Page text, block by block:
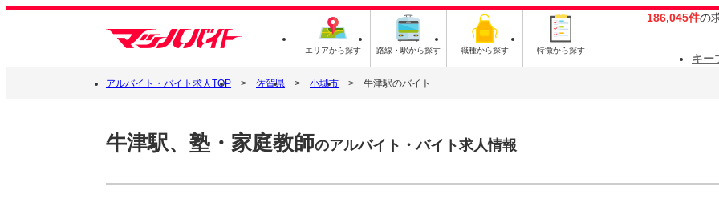
エリアから探す 路線・駅から探す 職種から探す 特徴から探す
186,045件の
キー
アルバイト・バイト求人TOP 佐賀県 小城市 牛津駅のバイト
牛津駅、塾・家庭教師のアルバイト・バイト求人情報